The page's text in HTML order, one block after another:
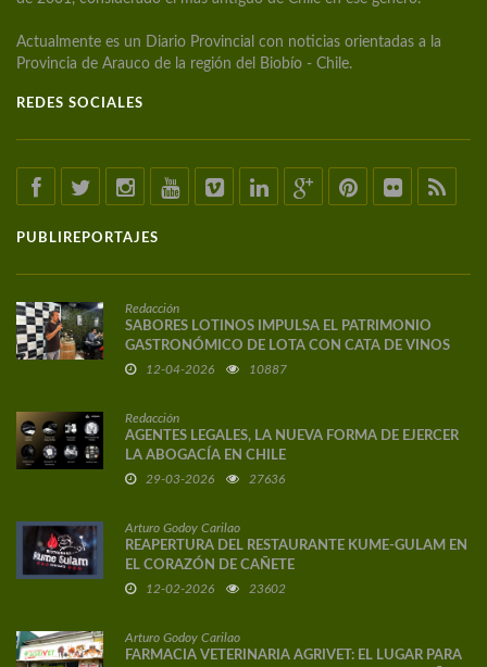
Actualmente es un Diario Provincial con noticias orientadas a la
Provincia de Arauco de la región del Biobío - Chile.
REDES SOCIALES
PUBLIREPORTAJES
Redacción
SABORES LOTINOS IMPULSA EL PATRIMONIO
GASTRONÓMICO DE LOTA CON CATA DE VINOS
DE AUTOR
12-04-2026 10887
Redacción
AGENTES LEGALES, LA NUEVA FORMA DE EJERCER
LA ABOGACÍA EN CHILE
29-03-2026 27636
Arturo Godoy Carilao
REAPERTURA DEL RESTAURANTE KUME-GULAM EN
EL CORAZÓN DE CAÑETE
12-02-2026 23602
Arturo Godoy Carilao
FARMACIA VETERINARIA AGRIVET: EL LUGAR PARA